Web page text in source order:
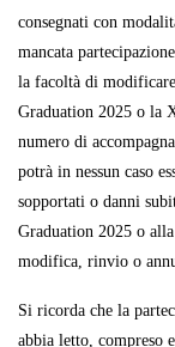
consegnati con
mancata
la facoltà di
Graduation 2025 o la
numero di
potrà in nessun caso
sopportati o danni
Graduation 2025 o
modifica, rinvio o
Si ricorda che la
abbia letto, compreso